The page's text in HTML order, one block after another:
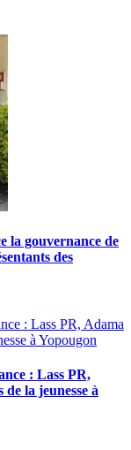
la gouvernance de
des
: Lass PR,
la jeunesse à